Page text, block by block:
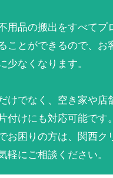
用品の搬出をすべてプ
ことができるので、お
少なくなります。
けでなく、空き家や店
付けにも対応可能です。
お困りの方は、関西ク
軽にご相談ください。